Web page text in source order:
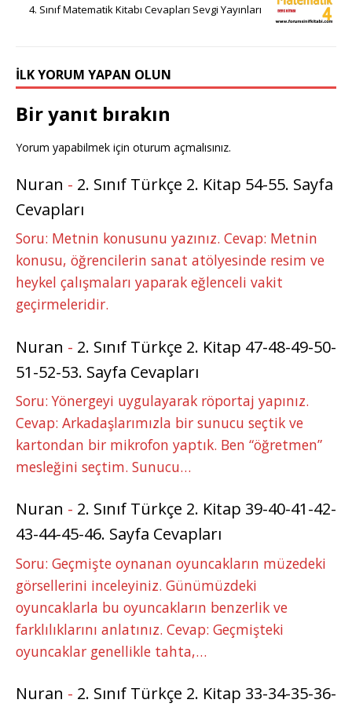
4. Sınıf Matematik Kitabı Cevapları Sevgi Yayınları
İLK YORUM YAPAN OLUN
Bir yanıt bırakın
Yorum yapabilmek için oturum açmalısınız.
Nuran - 2. Sınıf Türkçe 2. Kitap 54-55. Sayfa
Cevapları
Soru: Metnin konusunu yazınız. Cevap: Metnin
konusu, öğrencilerin sanat atölyesinde resim ve
heykel çalışmaları yaparak eğlenceli vakit
geçirmeleridir.
Nuran - 2. Sınıf Türkçe 2. Kitap 47-48-49-50-
51-52-53. Sayfa Cevapları
Soru: Yönergeyi uygulayarak röportaj yapınız.
Cevap: Arkadaşlarımızla bir sunucu seçtik ve
kartondan bir mikrofon yaptık. Ben “öğretmen”
mesleğini seçtim. Sunucu…
Nuran - 2. Sınıf Türkçe 2. Kitap 39-40-41-42-
43-44-45-46. Sayfa Cevapları
Soru: Geçmişte oynanan oyuncakların müzedeki
görsellerini inceleyiniz. Günümüzdeki
oyuncaklarla bu oyuncakların benzerlik ve
farklılıklarını anlatınız. Cevap: Geçmişteki
oyuncaklar genellikle tahta,…
Nuran - 2. Sınıf Türkçe 2. Kitap 33-34-35-36-